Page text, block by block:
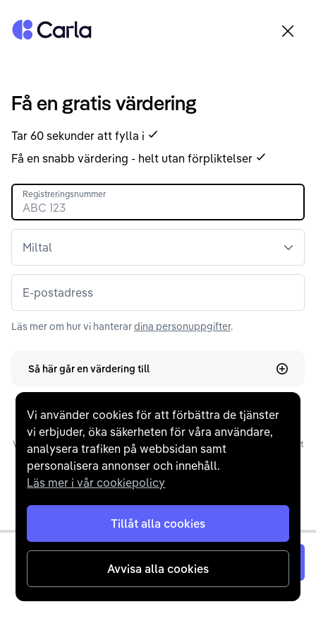
Vi använder cookies för att förbättra de tjänster
vi erbjuder, öka säkerheten för våra användare,
analysera trafiken på webbsidan samt
personalisera annonser och innehåll.
Läs mer i vår cookiepolicy
Tillåt alla cookies
Avvisa alla cookies
Tillbaka till startsidan
Få en gratis värdering
Tar 60 sekunder att fylla i
Få en snabb värdering - helt utan förpliktelser
Registreringsnummer
Miltal
E-postadress
Läs mer om hur vi hanterardina personuppgifter.
Så här går en värdering till
Våra omdömen utgörs av ”Verifierade omdömen” som inhämtats via e-post
efter slutförd affär, manuellt ”Inbjudna omdömen” via e-post, samt
”Overifierade omdömen”, där kunder själva lämnat ett omdöme på
Trustpilot. Trustpilots snittbetyg baseras på tid, frekvens och ett